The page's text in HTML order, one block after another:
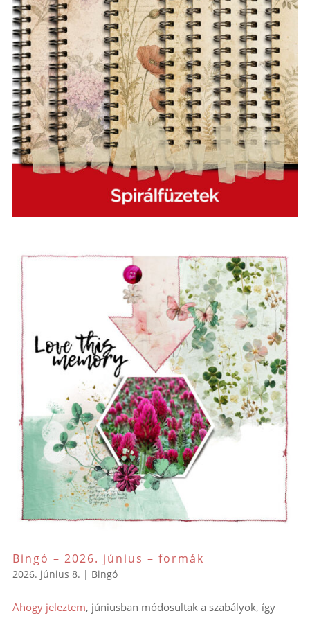
Bingó – 2026. június – formák
2026. június 8. | Bingó
Ahogy jeleztem, júniusban módosultak a szabályok, így